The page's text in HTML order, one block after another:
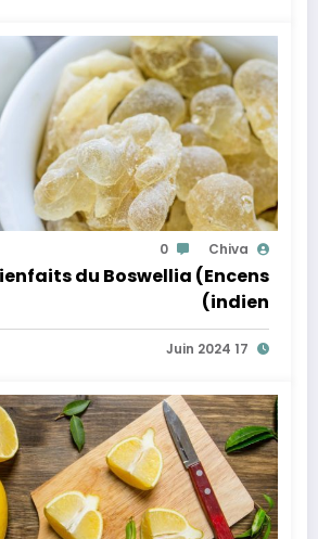
Chiva
0
du Boswellia (Encens
indien)
17 Juin 2024